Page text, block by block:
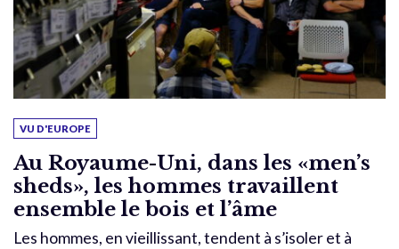
VU D'EUROPE
Au Royaume-Uni, dans les «men’s
sheds», les hommes travaillent
ensemble le bois et l’âme
Les hommes, en vieillissant, tendent à s’isoler et à